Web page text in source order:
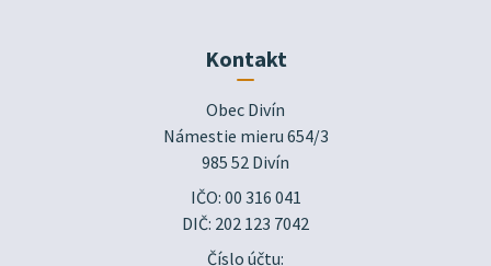
Kontakt
Obec Divín
Námestie mieru 654/3
985 52 Divín
IČO: 00 316 041
DIČ: 202 123 7042
Číslo účtu: